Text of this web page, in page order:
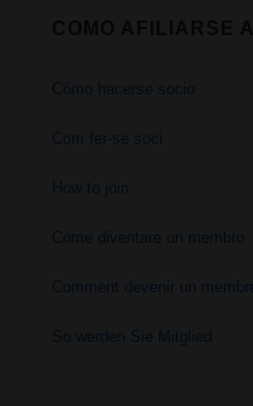
Cómo hacerse socio
Com fer-se soci
How to join
Come diventare un membro
Comment devenir un membre
So werden Sie Mitglied